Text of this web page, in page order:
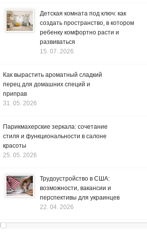
Детская комната под ключ: как
создать пространство, в котором
ребенку комфортно расти и
развиваться
15. 07. 2026
Как вырастить ароматный сладкий
перец для домашних специй и
приправ
31. 05. 2026
Парикмахерские зеркала: сочетание
стиля и функциональности в салоне
красоты
25. 05. 2026
Трудоустройство в США:
возможности, вакансии и
перспективы для украинцев
22. 04. 2026